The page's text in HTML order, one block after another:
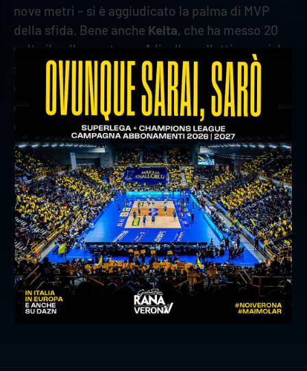
nove metri – si è aggiudicato la palma di MVP
della sfida. Bene anche Keita, che ha messo 20
volte il pallone a terra. A livello collettivo, poi, la
squadra di Coach
Stoytchevsi è comportata
egregiamente nella fase di cambio palla diretto
dopo una ricezione positiva. In questa situazione
è arrivato il punto nel 59% dei casi, anche grazie
al liberoD’Amico, che ha terminato con il 58% di
positività. In contrattacco, invece, Dzavoronok e
compagni hanno registrato il 47%.
precedente:biglietti disponibili per rana verona-
piacenza: prezzi da 12 €
successivo:rana verona ruggisce nella serata folle di
monza
news prima squadra